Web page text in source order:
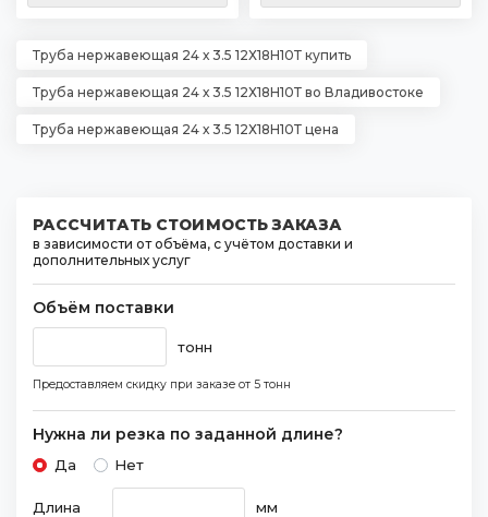
Труба нержавеющая 24 х 3.5 12Х18Н10Т купить
Труба нержавеющая 24 х 3.5 12Х18Н10Т во Владивостоке
Труба нержавеющая 24 х 3.5 12Х18Н10Т цена
РАССЧИТАТЬ СТОИМОСТЬ ЗАКАЗА
в зависимости от объёма, с учётом доставки и
дополнительных услуг
Объём поставки
тонн
Предоставляем скидку при заказе от 5 тонн
Нужна ли резка по заданной длине?
Да Нет
Длина мм